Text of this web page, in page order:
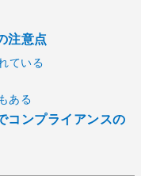
注意点
ている
ある
コンプライアンスの